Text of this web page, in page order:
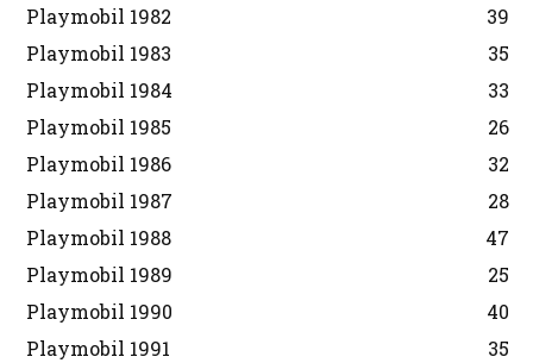
Playmobil 1982
39
Playmobil 1983
35
Playmobil 1984
33
Playmobil 1985
26
Playmobil 1986
32
Playmobil 1987
28
Playmobil 1988
47
Playmobil 1989
25
Playmobil 1990
40
Playmobil 1991
35